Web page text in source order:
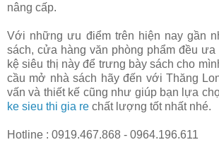
nâng cấp.
Với những ưu điểm trên hiện nay gần
sách, cửa hàng văn phòng phẩm đều
kệ siêu thị này để trưng bày sách cho
cầu mở nhà sách hãy đến với Thăng
vấn và thiết kế cũng như giúp bạn lựa
ke sieu thi gia re chất lượng tốt nhất nhé.
Hotline : 0919.467.868 - 0964.196.611